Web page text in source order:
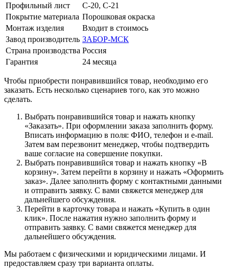
Профильный лист
С-20, С-21
Покрытие материала Порошковая окраска
Монтаж изделия
Входит в стоимось
Завод производитель ЗАБОР-МСК
Страна производства Россия
Гарантия
24 месяца
Чтобы приобрести понравившийся товар, необходимо его
заказать. Есть несколько сценариев того, как это можно
сделать.
Выбрать понравившийся товар и нажать кнопку
«Заказать». При оформлении заказа заполнить форму.
Вписать информацию в поля: ФИО, телефон и e-mail.
Затем вам перезвонит менеджер, чтобы подтвердить
ваше согласие на совершение покупки.
Выбрать понравившийся товар и нажать кнопку «В
корзину». Затем перейти в корзину и нажать «Оформить
заказ». Далее заполнить форму с контактными данными
и отправить заявку. С вами свяжется менеджер для
дальнейшего обсуждения.
Перейти в карточку товара и нажать «Купить в один
клик». После нажатия нужно заполнить форму и
отправить заявку. С вами свяжется менеджер для
дальнейшего обсуждения.
Мы работаем с физическими и юридическими лицами. И
предоставляем сразу три варианта оплаты.